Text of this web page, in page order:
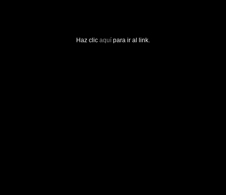
Haz clic aquí para ir al link.